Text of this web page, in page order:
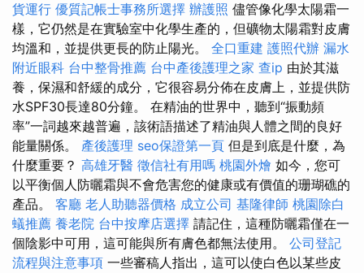
貨運行 優質記帳士事務所選擇 辦護照 儘管像化學太陽霜一
樣，它仍然是在實驗室中化學生產的，但礦物太陽霜對皮膚
均溫和，並提供更長的防止陽光。 全口重建 護照代辦 漏水
附近眼科 台中整骨推薦 台中產後護理之家 查ip 由於其滋
養，保濕和舒緩的成分，它很容易分佈在皮膚上，並提供防
水SPF30長達80分鐘。 在精油的世界中，聽到“振動頻
率”一詞越來越普遍，該術語描述了精油與人體之間的良好
能量關係。 產後護理 seo保證第一頁 但是到底是什麼，為
什麼重要？ 高雄牙醫 徵信社有用嗎 桃園外燴 如今，您可
以平衡個人防曬霜與不會危害您的健康或有價值的珊瑚礁的
產品。 客廳 老人助聽器價格 成立公司 基隆律師 桃園除白
蟻推薦 養老院 台中按摩店選擇 請記住，這種防曬霜僅在一
個陰影中可用，這可能與所有膚色都無法使用。 公司登記
流程與注意事項 一些審稿人指出，這可以使白色以某些皮